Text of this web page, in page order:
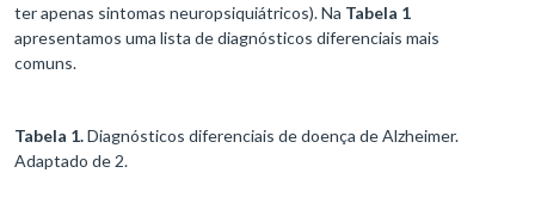
ter apenas sintomas neuropsiquiátricos). Na Tabela 1
apresentamos uma lista de diagnósticos diferenciais mais
comuns.
Tabela 1.Diagnósticos diferenciais de doença de Alzheimer.
Adaptado de 2.